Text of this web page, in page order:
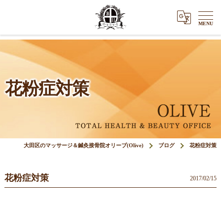
花粉症対策
大田区のマッサージ＆鍼灸接骨院オリーブ(Olive) ブログ 花粉症対策
花粉症対策 2017/02/15